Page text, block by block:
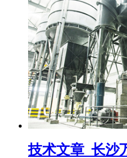
技术文章_长沙